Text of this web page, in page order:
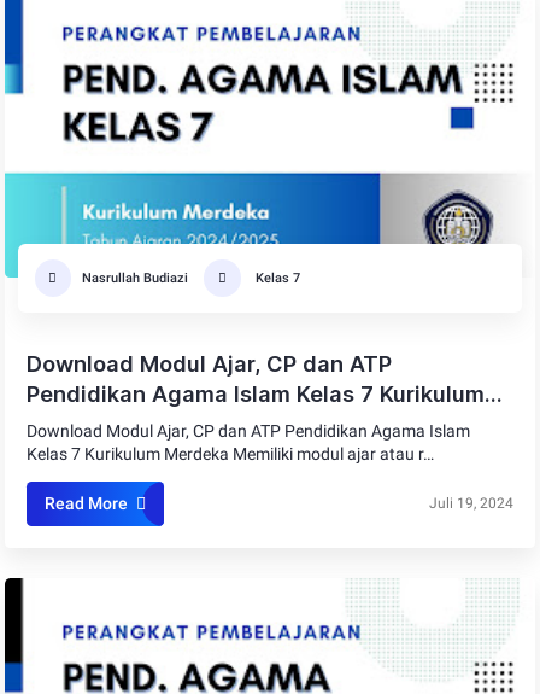
Nasrullah Budiazi Kelas 7
Download Modul Ajar, CP dan ATP
Pendidikan Agama Islam Kelas 7 Kurikulum
Merdeka
Download Modul Ajar, CP dan ATP Pendidikan Agama Islam
Kelas 7 Kurikulum Merdeka Memiliki modul ajar atau r…
Read More Juli 19, 2024